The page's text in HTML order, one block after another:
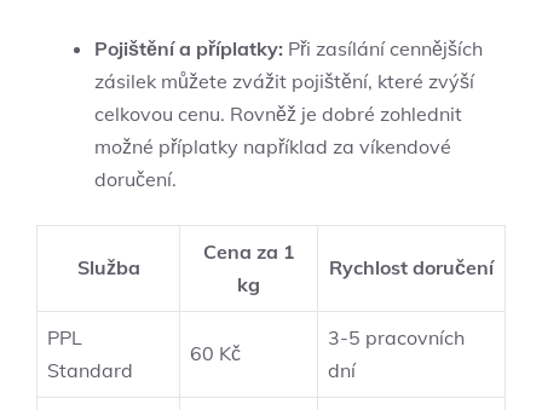
Pojištění a příplatky: Při zasílání cennějších
zásilek můžete zvážit pojištění, které zvýší
celkovou cenu. Rovněž je dobré zohlednit
možné příplatky například za víkendové
doručení.
Služba
Cena za 1
kg
Rychlost doručení
PPL
Standard
60 Kč
3-5 pracovních
dní